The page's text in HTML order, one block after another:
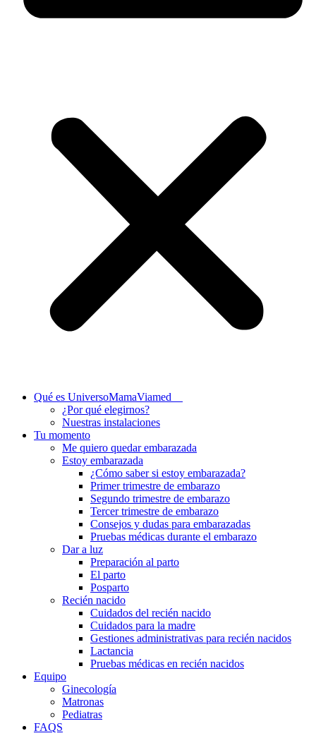
Qué es UniversoMamaViamed
¿Por qué elegirnos?
Nuestras instalaciones
Tu momento
Me quiero quedar embarazada
Estoy embarazada
¿Cómo saber si estoy embarazada?
Primer trimestre de embarazo
Segundo trimestre de embarazo
Tercer trimestre de embarazo
Consejos y dudas para embarazadas
Pruebas médicas durante el embarazo
Dar a luz
Preparación al parto
El parto
Posparto
Recién nacido
Cuidados del recién nacido
Cuidados para la madre
Gestiones administrativas para recién nacidos
Lactancia
Pruebas médicas en recién nacidos
Equipo
Ginecología
Matronas
Pediatras
FAQS